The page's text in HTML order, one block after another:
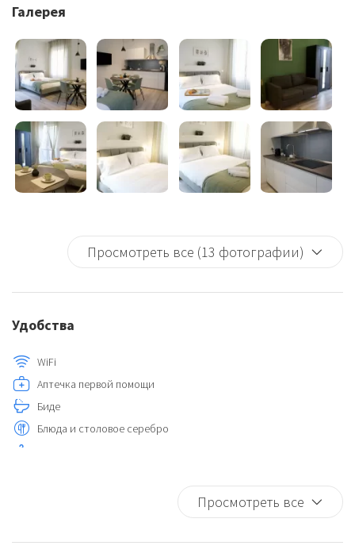
Галерея
Просмотреть все (13 фотографии)
Удобства
WiFi
Аптечка первой помощи
Биде
Блюда и столовое серебро
Котролируемая система отопления/кондиционирования
Просмотреть все